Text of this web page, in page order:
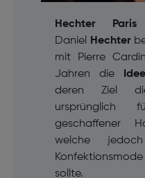
Hechter Paris
Daniel
Hechter
mit Pierre
Jahren die
deren Ziel
ursprünglich
geschaffener
welche
sollte.